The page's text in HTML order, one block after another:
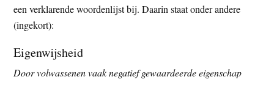
een verklarende woordenlijst bij. Daarin staat onder andere
(ingekort):
Eigenwijsheid
Door volwassenen vaak negatief gewaardeerde eigenschap